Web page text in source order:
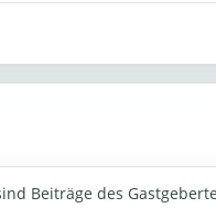
Beiträge des